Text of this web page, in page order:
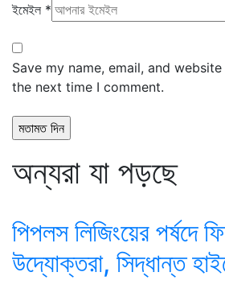
ইমেইল *
Save my name, email, and
the next time I comment.
অন্যরা যা পড়ছে
পিপলস লিজিংয়ের পর্ষদে
উদ্যোক্তরা, সিদ্ধান্ত